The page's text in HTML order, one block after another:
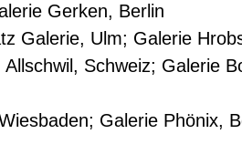
Gerken, Berlin
Galerie, Ulm; Galerie
Schweiz; Galerie
Galerie Phönix,